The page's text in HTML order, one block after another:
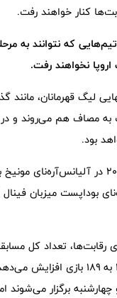
کنار خواهند رفت.
که نتوانند به
اروپا نخواهند رفت.
لیگ قهرمانان، مانند
مصاف هم می‌روند و در
بود.
فینال فصل ۲۰۲۵-۲۰۲۴ در
رقابت‌ها، تعداد کل
این رقابت‌ها را از ۱۲۵ به ۱۸۹
برگزار می‌شوند